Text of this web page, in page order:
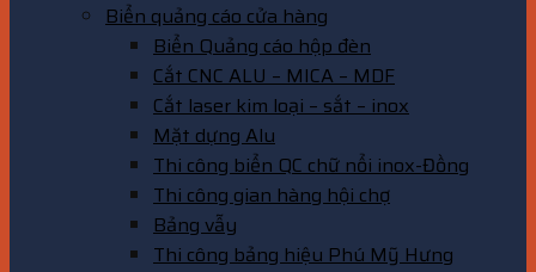
Biển quảng cáo cửa hàng
Biển Quảng cáo hộp đèn
Cắt CNC ALU – MICA – MDF
Cắt laser kim loại – sắt – inox
Mặt dựng Alu
Thi công biển QC chữ nổi inox-Đồng
Thi công gian hàng hội chợ
Bảng vẫy
Thi công bảng hiệu Phú Mỹ Hưng